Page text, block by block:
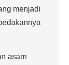
menjadi
asam